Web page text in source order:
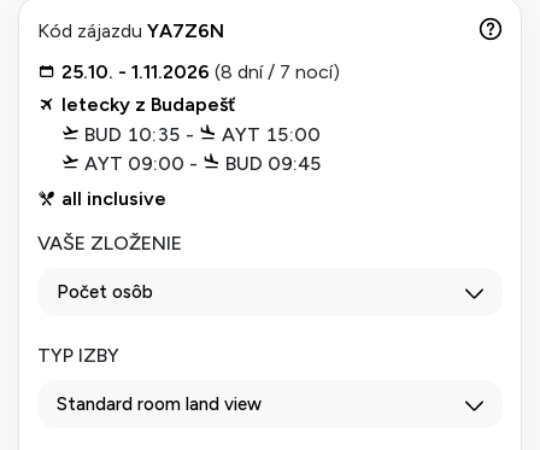
Kód zájazdu YA7Z6N
25.10. - 1.11.2026 (8 dní / 7 nocí)
letecky z Budapešť
BUD 10:35 -
AYT 15:00
AYT 09:00 -
BUD 09:45
all inclusive
VAŠE ZLOŽENIE
Počet osôb
TYP IZBY
Standard room land view